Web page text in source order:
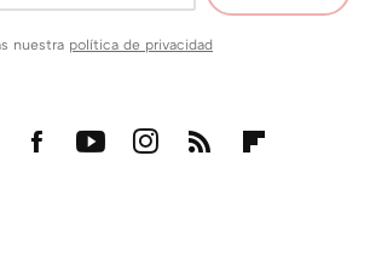
nuestra política de privacidad